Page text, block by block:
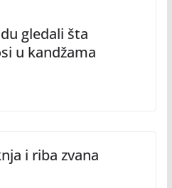
gledali šta
u kandžama
i riba zvana